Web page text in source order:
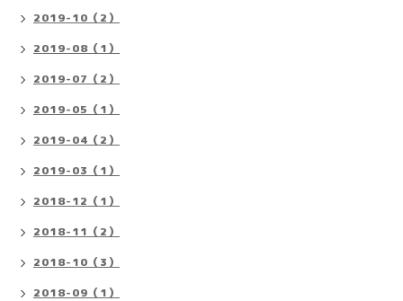
2019-10（2）
2019-08（1）
2019-07（2）
2019-05（1）
2019-04（2）
2019-03（1）
2018-12（1）
2018-11（2）
2018-10（3）
2018-09（1）